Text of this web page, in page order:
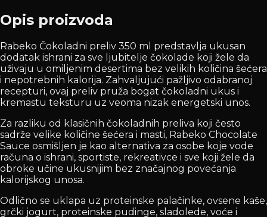
Opis proizvoda
Rabeko Čokoladni preliv 350 ml predstavlja ukusan
dodatak ishrani za sve ljubitelje čokolade koji žele da
uživaju u omiljenim desertima bez velikih količina šećera
i nepotrebnih kalorija. Zahvaljujući pažljivo odabranoj
recepturi, ovaj preliv pruža bogat čokoladni ukus i
kremastu teksturu uz veoma nizak energetski unos.
Za razliku od klasičnih čokoladnih preliva koji često
sadrže velike količine šećera i masti, Rabeko Chocolate
Sauce osmišljen je kao alternativa za osobe koje vode
računa o ishrani, sportiste, rekreativce i sve koji žele da
obroke učine ukusnijim bez značajnog povećanja
kalorijskog unosa.
Odlično se uklapa uz proteinske palačinke, ovsene kaše,
grčki jogurt, proteinske pudinge, sladolede, voće i